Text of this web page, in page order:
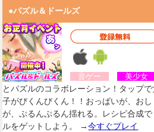
●パズル＆ドールズ
音ゲー 美少女
とパズルのコラボレーション！タップ
子がびくんびくん！！おっぱいが、おし
が、ぷるんぷるん揺れる。レシピ合成で
ルをゲットしよう。 →今すぐプレイ